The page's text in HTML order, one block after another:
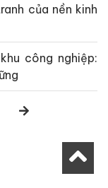
của nền kinh
công nghiệp: